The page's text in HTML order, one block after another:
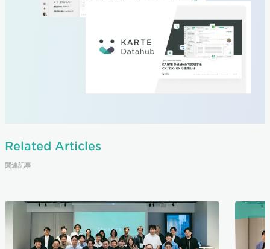
Related Articles
関連記事